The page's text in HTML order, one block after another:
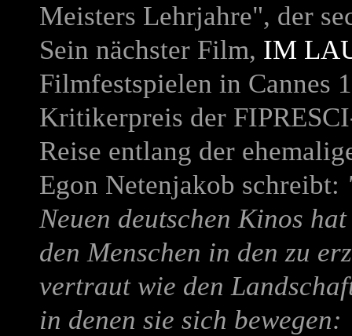
Meisters Lehrjahre", der
Sein nächster Film, IM
Filmfestspielen in Cannes
Kritikerpreis der
Reise entlang der
Egon Netenjakob schreibt:
Neuen deutschen Kinos
den Menschen in den zu
vertraut wie den
in denen sie sich